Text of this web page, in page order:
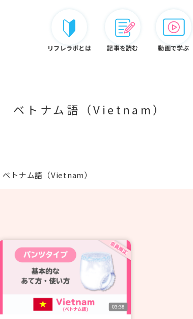
リフレラボとは 記事を読む 動画で学ぶ
#施設経営情報 #認知症
#経営者向け #現場向け
ベトナム語（Vietnam）
ベトナム語（Vietnam）